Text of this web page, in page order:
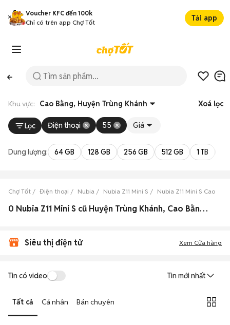
Voucher KFC đến 100k
Chỉ có trên app Chợ Tốt
Tải app
Khu vực: Cao Bằng, Huyện Trùng Khánh Xoá lọc
Lọc Điện thoại 55 Giá
Dung lượng: 64 GB 128 GB 256 GB 512 GB 1 TB
Chợ Tốt Điện thoại Nubia Nubia Z11 Mini S Nubia Z11 Mini S Cao
0 Nubia Z11 Mini S cũ Huyện Trùng Khánh, Cao Bằng đẹp
Siêu thị điện tử Xem Cửa hàng
Tin có video Tin mới nhất
Tất cả Cá nhân Bán chuyên